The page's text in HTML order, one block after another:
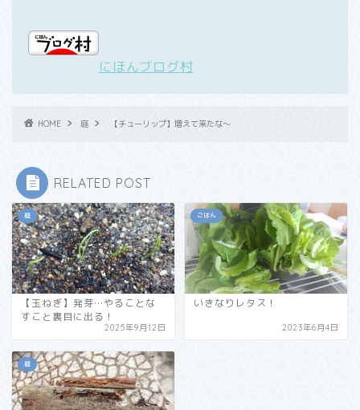
にほんブログ村
HOME 庭 【チューリップ】増えて来たな～
RELATED POST
庭
【玉ねぎ】発芽…やることな
すこと裏目に出る！
2025年9月12日
ごはん
いきなりレタス！
2023年6月4日
庭